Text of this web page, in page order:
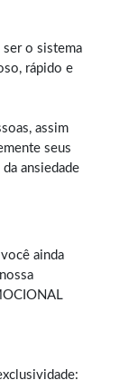
ser o sistema
rápido e
assim
seus
ansiedade
ainda